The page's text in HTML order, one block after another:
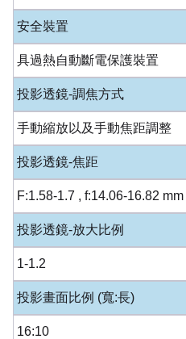
安全裝置
具過熱自動斷電保護裝置
投影透鏡-調焦方式
手動縮放以及手動焦距調整
投影透鏡-焦距
F:1.58-1.7 , f:14.06-16.82 mm
投影透鏡-放大比例
1-1.2
投影畫面比例 (寬:長)
16:10